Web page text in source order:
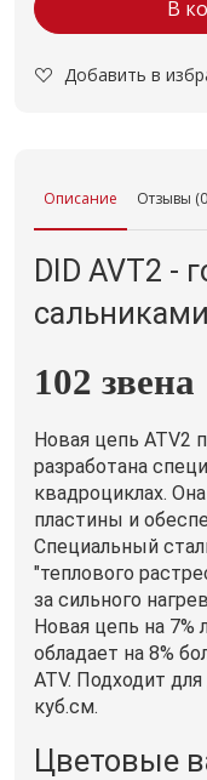
В
Добавить в
Описание Отзывы
DID AVT2 -
102 звена
Новая цепь ATV2
разработана
квадроциклах.
пластины и
Специальный
"теплового
за сильного
Новая цепь на 7%
обладает на 8%
ATV. Подходит
куб.см.
Цветовые